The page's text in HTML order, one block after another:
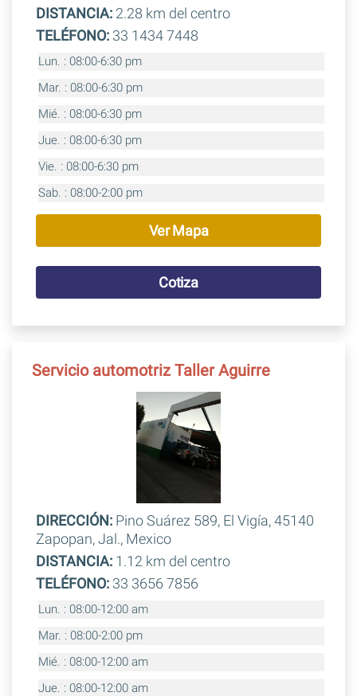
DISTANCIA:2.28 km del centro
TELÉFONO:33 1434 7448
Lun. : 08:00-6:30 pm
Mar. : 08:00-6:30 pm
Mié. : 08:00-6:30 pm
Jue. : 08:00-6:30 pm
Vie. : 08:00-6:30 pm
Sab. : 08:00-2:00 pm
Ver Mapa
Cotiza
Servicio automotriz Taller Aguirre
DIRECCIÓN:Pino Suárez 589, El Vigía, 45140
Zapopan, Jal., Mexico
DISTANCIA:1.12 km del centro
TELÉFONO:33 3656 7856
Lun. : 08:00-12:00 am
Mar. : 08:00-2:00 pm
Mié. : 08:00-12:00 am
Jue. : 08:00-12:00 am